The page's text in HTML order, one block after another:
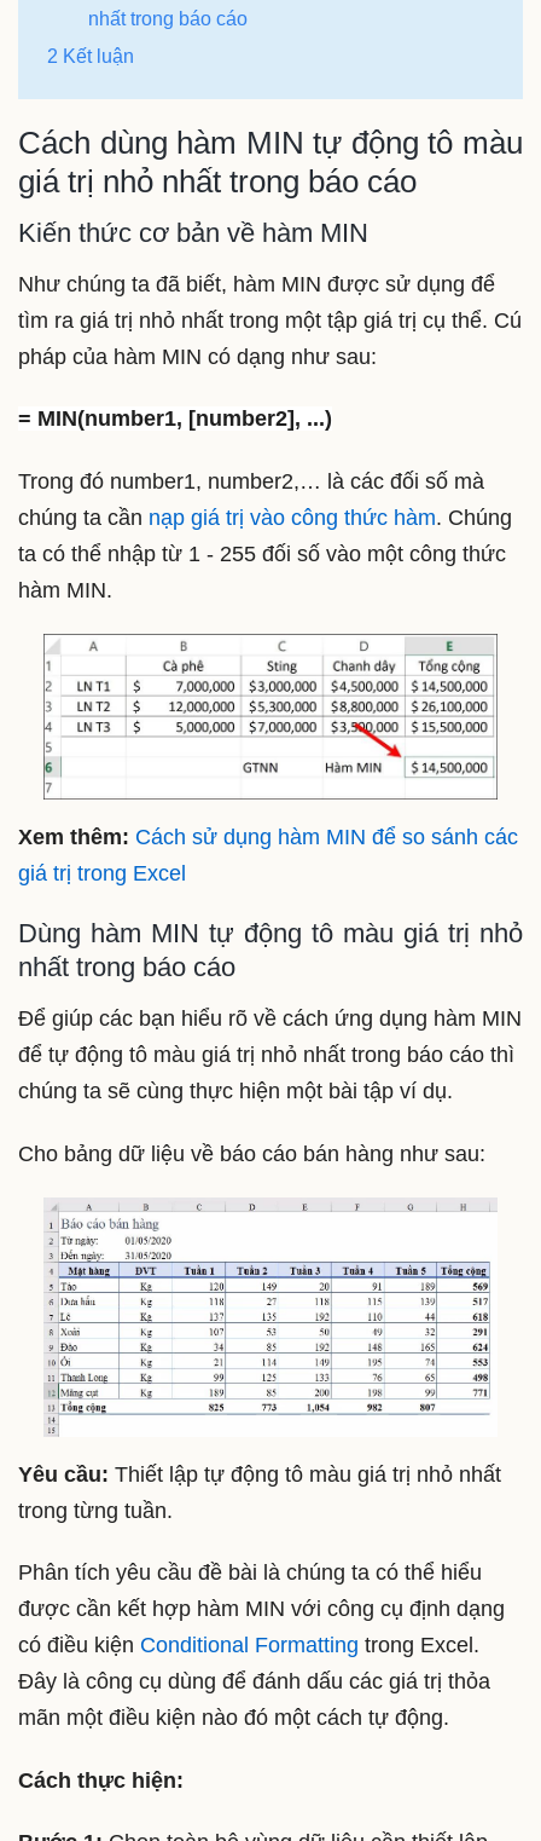
nhất trong báo cáo
2 Kết luận
Cách dùng hàm MIN tự động tô màu
giá trị nhỏ nhất trong báo cáo
Kiến thức cơ bản về hàm MIN
Như chúng ta đã biết, hàm MIN được sử dụng để
tìm ra giá trị nhỏ nhất trong một tập giá trị cụ thể. Cú
pháp của hàm MIN có dạng như sau:
= MIN(number1, [number2], ...)
Trong đó number1, number2,… là các đối số mà
chúng ta cần nạp giá trị vào công thức hàm. Chúng
ta có thể nhập từ 1 - 255 đối số vào một công thức
hàm MIN.
Xem thêm: Cách sử dụng hàm MIN để so sánh các
giá trị trong Excel
Dùng hàm MIN tự động tô màu giá trị nhỏ
nhất trong báo cáo
Để giúp các bạn hiểu rõ về cách ứng dụng hàm MIN
để tự động tô màu giá trị nhỏ nhất trong báo cáo thì
chúng ta sẽ cùng thực hiện một bài tập ví dụ.
Cho bảng dữ liệu về báo cáo bán hàng như sau:
Yêu cầu: Thiết lập tự động tô màu giá trị nhỏ nhất
trong từng tuần.
Phân tích yêu cầu đề bài là chúng ta có thể hiểu
được cần kết hợp hàm MIN với công cụ định dạng
có điều kiện Conditional Formatting trong Excel.
Đây là công cụ dùng để đánh dấu các giá trị thỏa
mãn một điều kiện nào đó một cách tự động.
Cách thực hiện: